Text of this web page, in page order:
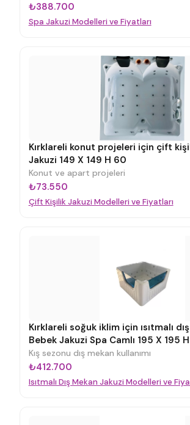
₺388.700
Spa Jakuzi Modelleri ve Fiyatları
Kırklareli konut projeleri için çift
Jakuzi 149 X 149 H 60
Konut ve apart projeleri
₺73.550
Çift Kişilik Jakuzi Modelleri ve Fiyatları
Kırklareli soğuk iklim için ısıtmalı
Bebek Jakuzi Spa Camlı 195 X 195
Kış sezonu dış mekan kullanımı
₺412.700
Isıtmalı Dış Mekan Jakuzi Modelleri ve